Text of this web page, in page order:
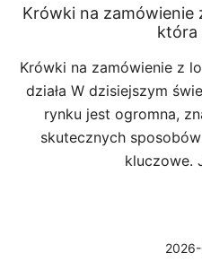
Krówki na zamówienie
która
Krówki na zamówienie z
działa W dzisiejszym
rynku jest ogromna,
skutecznych
kluczowe.